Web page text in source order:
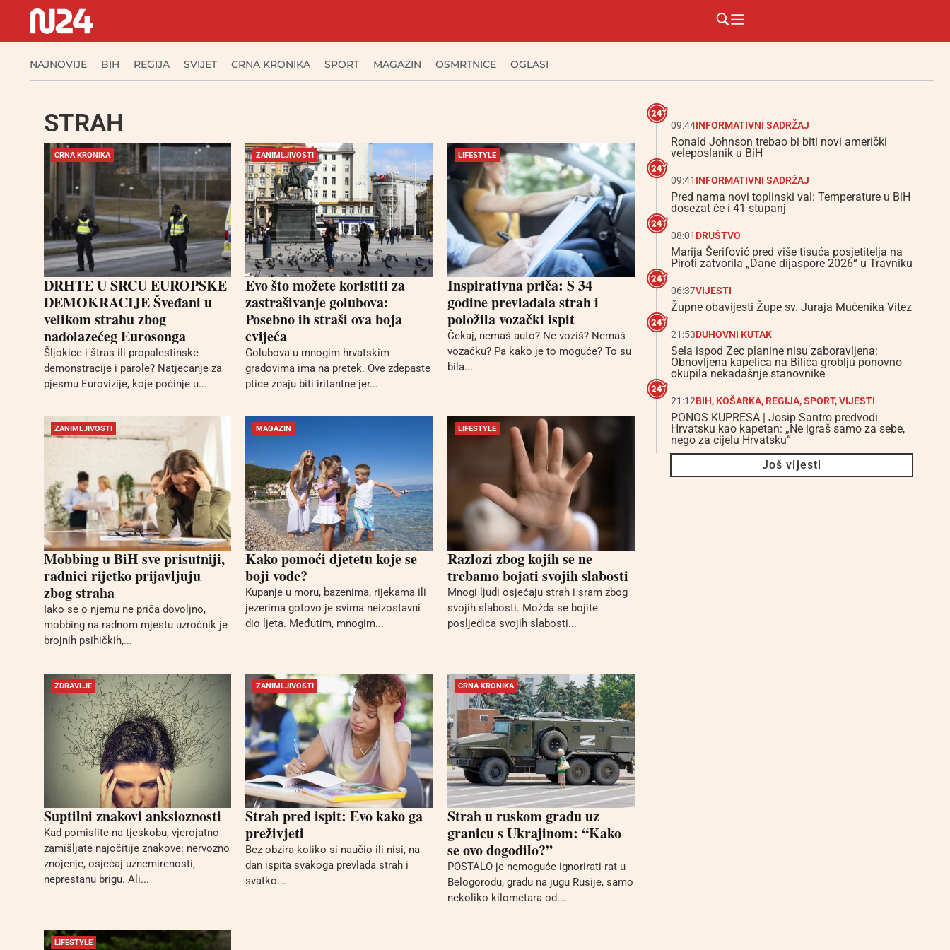
NAJNOVIJE BIH REGIJA SVIJET CRNA KRONIKA SPORT MAGAZIN OSMRTNICE OGLASI
STRAH
CRNA KRONIKA
DRHTE U SRCU EUROPSKE
DEMOKRACIJE Šveđani u
velikom strahu zbog
nadolazećeg Eurosonga
Šljokice i štras ili propalestinske
demonstracije i parole? Natjecanje za
pjesmu Eurovizije, koje počinje u...
ZANIMLJIVOSTI
Evo što možete koristiti za
zastrašivanje golubova:
Posebno ih straši ova boja
cvijeća
Golubova u mnogim hrvatskim
gradovima ima na pretek. Ove zdepaste
ptice znaju biti iritantne jer...
LIFESTYLE
Inspirativna priča: S 34
godine prevladala strah i
položila vozački ispit
Čekaj, nemaš auto? Ne voziš? Nemaš
vozačku? Pa kako je to moguće? To su
bila...
ZANIMLJIVOSTI
Mobbing u BiH sve prisutniji,
radnici rijetko prijavljuju
zbog straha
Iako se o njemu ne priča dovoljno,
mobbing na radnom mjestu uzročnik je
brojnih psihičkih,...
MAGAZIN
Kako pomoći djetetu koje se
boji vode?
Kupanje u moru, bazenima, rijekama ili
jezerima gotovo je svima neizostavni
dio ljeta. Međutim, mnogim...
LIFESTYLE
Razlozi zbog kojih se ne
trebamo bojati svojih slabosti
Mnogi ljudi osjećaju strah i sram zbog
svojih slabosti. Možda se bojite
posljedica svojih slabosti...
ZDRAVLJE
Suptilni znakovi anksioznosti
Kad pomislite na tjeskobu, vjerojatno
zamišljate najočitije znakove: nervozno
znojenje, osjećaj uznemirenosti,
neprestanu brigu. Ali...
ZANIMLJIVOSTI
Strah pred ispit: Evo kako ga
preživjeti
Bez obzira koliko si naučio ili nisi, na
dan ispita svakoga prevlada strah i
svatko...
CRNA KRONIKA
Strah u ruskom gradu uz
granicu s Ukrajinom: “Kako
se ovo dogodilo?”
POSTALO je nemoguće ignorirati rat u
Belogorodu, gradu na jugu Rusije, samo
nekoliko kilometara od...
LIFESTYLE
09:44INFORMATIVNI SADRŽAJ
Ronald Johnson trebao bi biti novi američki
veleposlanik u BiH
09:41 INFORMATIVNI SADRŽAJ
Pred nama novi toplinski val: Temperature u BiH
dosezat će i 41 stupanj
08:01 DRUŠTVO
Marija Šerifović pred više tisuća posjetitelja na
Piroti zatvorila „Dane dijaspore 2026“ u Travniku
06:37VIJESTI
Župne obavijesti Župe sv. Juraja Mučenika Vitez
21:53DUHOVNI KUTAK
Sela ispod Zec planine nisu zaboravljena:
Obnovljena kapelica na Bilića groblju ponovno
okupila nekadašnje stanovnike
21:12BIH, KOŠARKA, REGIJA,SPORT,VIJESTI
PONOS KUPRESA | Josip Santro predvodi
Hrvatsku kao kapetan: „Ne igraš samo za sebe,
nego za cijelu Hrvatsku“
Još vijesti